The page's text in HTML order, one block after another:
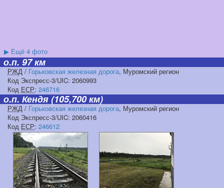
▶ Ещё 4 фото
о.п. 97 км
РЖД / Горьковская железная дорога, Муромский регион
Код Экспресс-3/UIC: 2060993
Код ЕСР: 246716
о.п. Кендя(105,700 км)
РЖД / Горьковская железная дорога, Муромский регион
Код Экспресс-3/UIC: 2060416
Код ЕСР: 246612